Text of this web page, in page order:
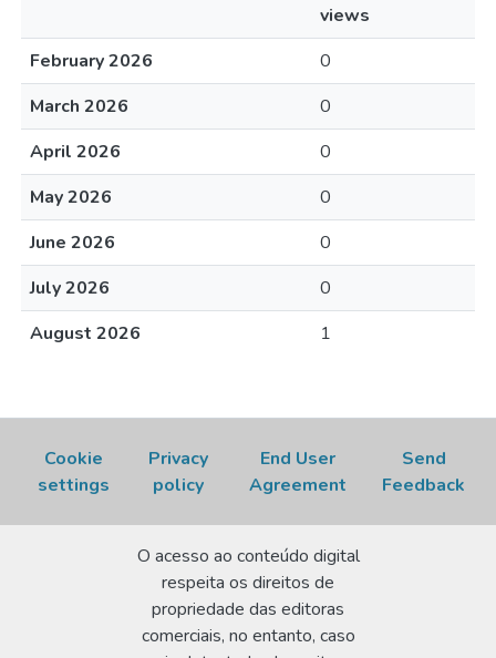
views
February 2026
0
March 2026
0
April 2026
0
May 2026
0
June 2026
0
July 2026
0
August 2026
1
Cookie
settings
Privacy
policy
End User
Agreement
Send
Feedback
O acesso ao conteúdo digital
respeita os direitos de
propriedade das editoras
comerciais, no entanto, caso